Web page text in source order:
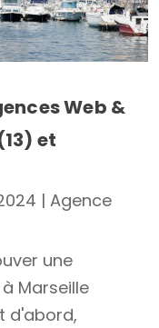
Web &
et
|Agence
une
Marseille
d'abord,